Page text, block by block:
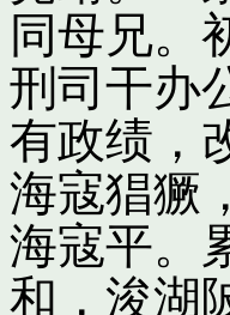
同母兄。
刑司干办
有政绩，
海寇猖獗
海寇平。
和，浚湖